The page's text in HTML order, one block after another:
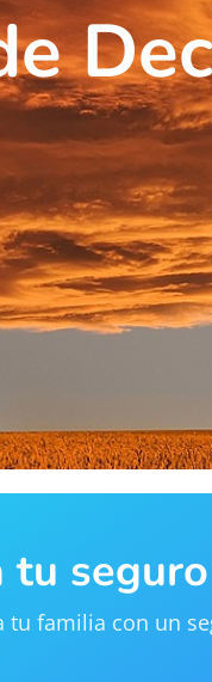
tu
tu familia con un